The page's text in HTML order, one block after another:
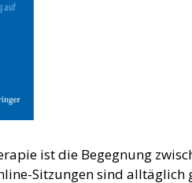
ist die Begegnung
Sitzungen sind alltäglich